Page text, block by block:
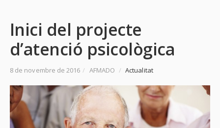
Inici del projecte
d’atenció psicològica
8 de novembre de 2016 / AFMADO / Actualitat